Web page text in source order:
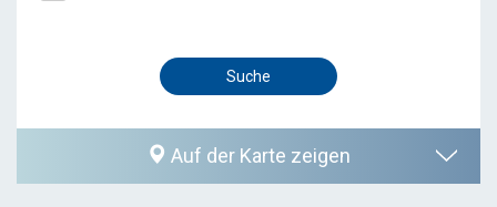
Auf der Karte zeigen